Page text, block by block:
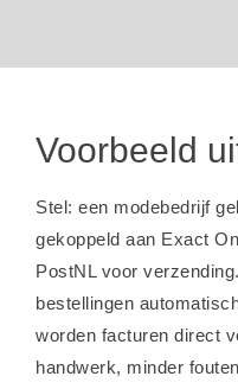
Voorbeeld
Stel: een modebedrijf
gekoppeld aan Exact
PostNL voor
bestellingen
worden facturen direct
handwerk, minder